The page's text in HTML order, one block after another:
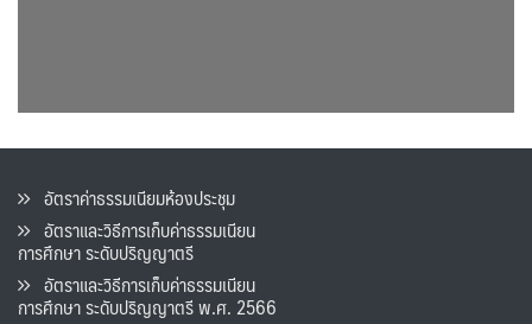
อัตราค่าธรรมเนียมห้องประชุม
อัตราและวิธีการเก็บค่าธรรมเนียน
การศึกษา ระดับปริญญาตรี
อัตราและวิธีการเก็บค่าธรรมเนียน
การศึกษา ระดับปริญญาตรี พ.ศ. 2566